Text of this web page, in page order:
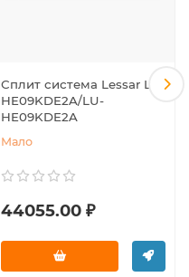
Сплит система Lessar LS-
HE09KDE2A/LU-
HE09KDE2A
Мало
44055.00 ₽